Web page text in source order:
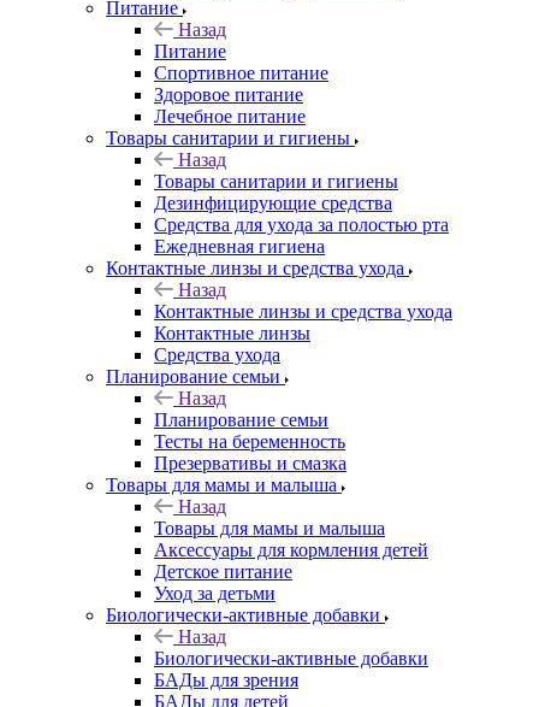
Питание
Назад
Питание
Спортивное питание
Здоровое питание
Лечебное питание
Товары санитарии и гигиены
Назад
Товары санитарии и гигиены
Дезинфицирующие средства
Средства для ухода за полостью рта
Ежедневная гигиена
Контактные линзы и средства ухода
Назад
Контактные линзы и средства ухода
Контактные линзы
Средства ухода
Планирование семьи
Назад
Планирование семьи
Тесты на беременность
Презервативы и смазка
Товары для мамы и малыша
Назад
Товары для мамы и малыша
Аксессуары для кормления детей
Детское питание
Уход за детьми
Биологически-активные добавки
Назад
Биологически-активные добавки
БАДы для зрения
БАДы для детей